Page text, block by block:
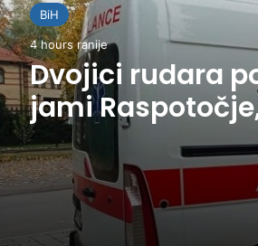
BiH
4 hours ranije
Dvojici rudara
jami
prebačen u